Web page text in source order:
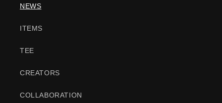
NEWS
ITEMS
TEE
CREATORS
COLLABORATION